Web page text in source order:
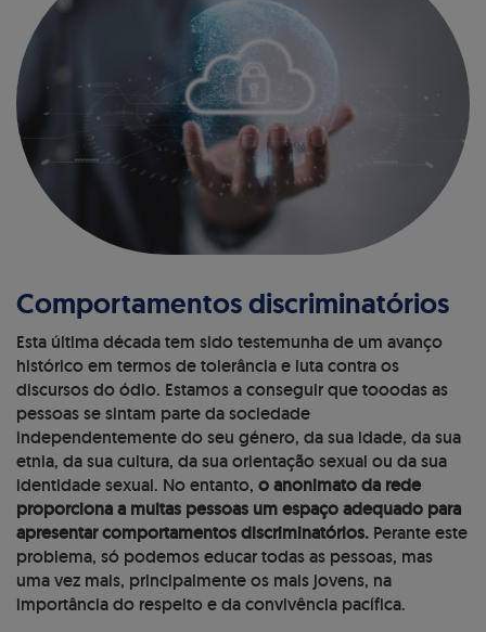
Comportamentos discriminatórios
Esta última década tem sido testemunha de um avanço
histórico em termos de tolerância e luta contra os
discursos do ódio. Estamos a conseguir que tooodas as
pessoas se sintam parte da sociedade
independentemente do seu género, da sua idade, da sua
etnia, da sua cultura, da sua orientação sexual ou da sua
identidade sexual. No entanto, o anonimato da rede
proporciona a muitas pessoas um espaço adequado para
apresentar comportamentos discriminatórios. Perante este
problema, só podemos educar todas as pessoas, mas
uma vez mais, principalmente os mais jovens, na
importância do respeito e da convivência pacífica.